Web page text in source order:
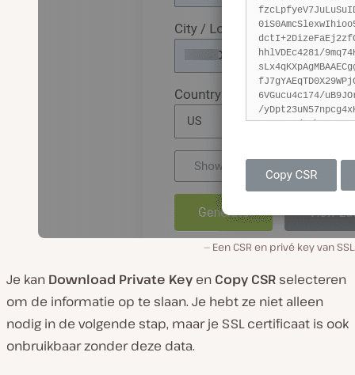
Een CSR en privé key van
Je kan Download Private Key en Copy CSR selecteren
om de informatie op te slaan. Je hebt ze niet alleen
nodig in de volgende stap, maar je SSL certificaat is ook
onbruikbaar zonder deze data.